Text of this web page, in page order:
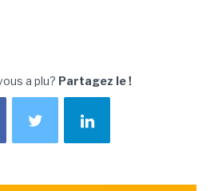
a plu? Partagez le !